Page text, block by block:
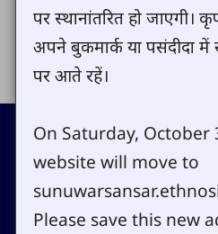
Share
Footer
Contact
Copyright
Site map
Privacy policy
Cookie settings
Log in
पर स्थानांतरित हो जाएगी।
अपने बुकमार्क या पसंदीदा
पर आते रहें।
On Saturday, October
website will move to
Please save this new